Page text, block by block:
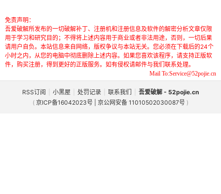
免责声明：
吾爱破解所发布的一切破解补丁、注册机和注册信息及软件的解密分析文章仅限
用于学习和研究目的；不得将上述内容用于商业或者非法用途，否则，一切后果
请用户自负。本站信息来自网络，版权争议与本站无关。您必须在下载后的24个
小时之内，从您的电脑中彻底删除上述内容。如果您喜欢该程序，请支持正版软
件，购买注册，得到更好的正版服务。如有侵权请邮件与我们联系处理。
Mail To:Service@52pojie.cn
RSS订阅 小黑屋 处罚记录 联系我们
吾爱破解 - 52pojie.cn
( 京ICP备16042023号 | 京公网安备 11010502030087号 )